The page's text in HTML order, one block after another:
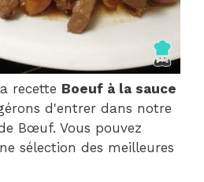
recette Boeuf à la sauce
d'entrer dans notre
Bœuf. Vous pouvez
sélection des meilleures